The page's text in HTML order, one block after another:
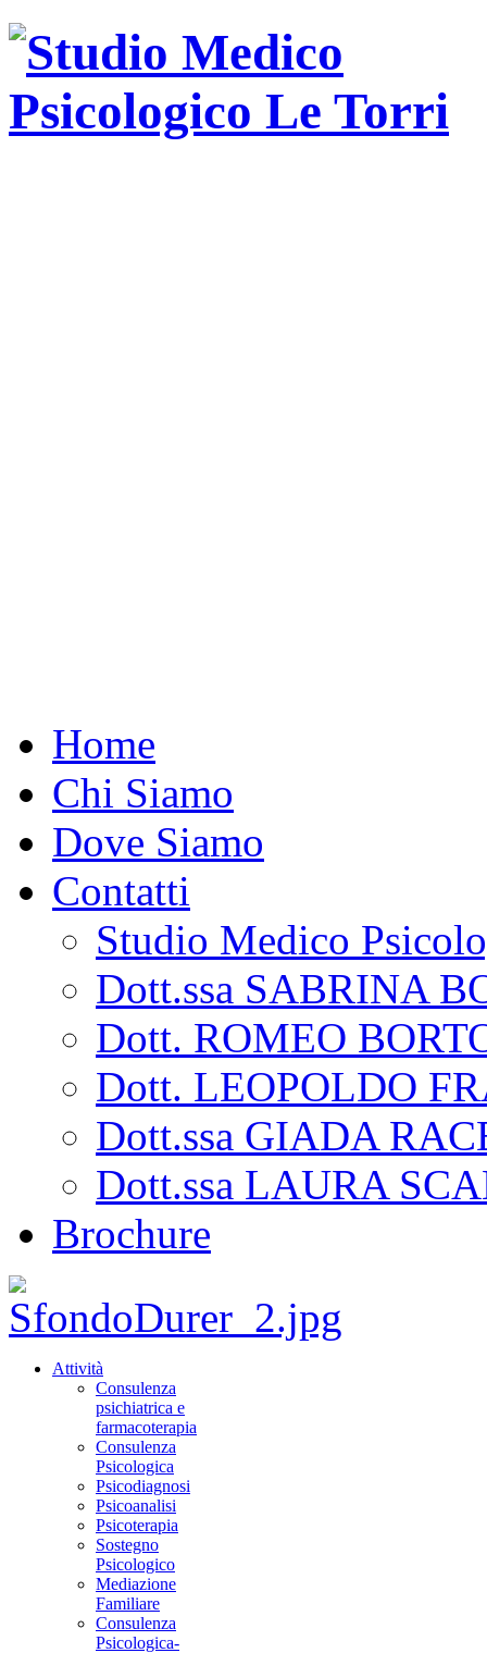
Home
Chi Siamo
Dove Siamo
Contatti
Studio Medico
Dott.ssa SABRINA
Dott. ROMEO
Dott. LEOPOLDO
Dott.ssa GIADA
Dott.ssa LAURA
Brochure
Attività
Consulenza
psichiatrica e
farmacoterapia
Consulenza
Psicologica
Psicodiagnosi
Psicoanalisi
Psicoterapia
Sostegno
Psicologico
Mediazione
Familiare
Consulenza
Psicologica-
Psicologa
psicoterapeuta
orientamento
psicodinamica.
Training
autogeno